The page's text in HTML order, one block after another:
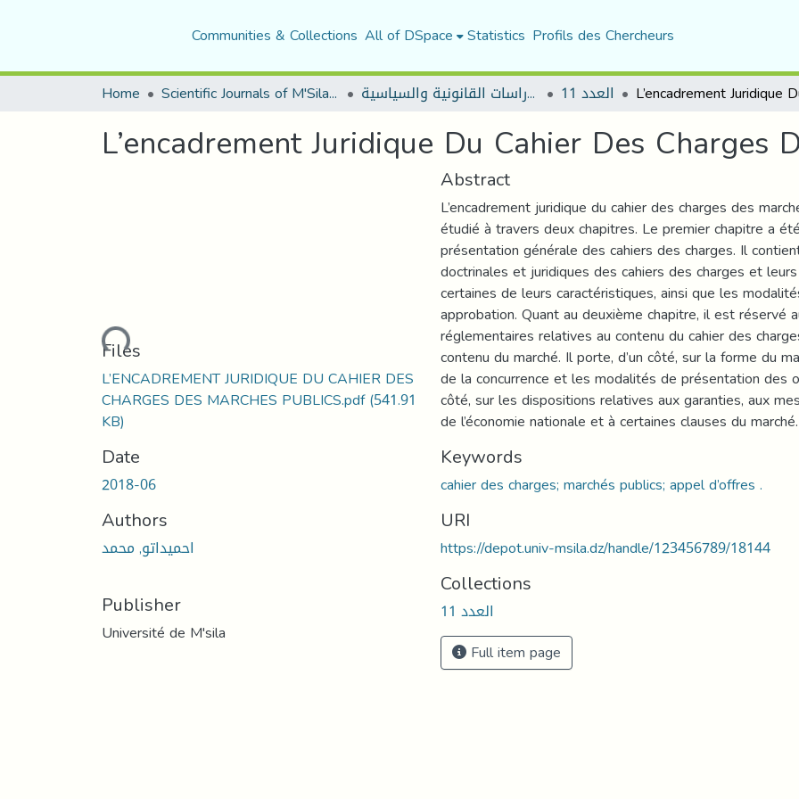
Communities & Collections All of DSpace Statistics Profils des Chercheurs
Home Scientific Journals of M'Sila University مجلة الأستاذ الباحث للدراسات القانونية والسياسية العدد 11
L’encadrement Juridique Du Cahier Des Charges
Loading...
Files
L’ENCADREMENT JURIDIQUE DU CAHIER DES
CHARGES DES MARCHES PUBLICS.pdf(541.91
KB)
Date
2018-06
Authors
احميداتو, محمد
Publisher
Université de M'sila
Abstract
L’encadrement juridique du cahier des charges des
étudié à travers deux chapitres. Le premier chapitre a
présentation générale des cahiers des charges. Il
doctrinales et juridiques des cahiers des charges et
certaines de leurs caractéristiques, ainsi que les
approbation. Quant au deuxième chapitre, il est réservé
réglementaires relatives au contenu du cahier des
contenu du marché. Il porte, d’un côté, sur la forme du
de la concurrence et les modalités de présentation des
côté, sur les dispositions relatives aux garanties, aux
de l’économie nationale et à certaines clauses du marché.
Keywords
cahier des charges; marchés publics; appel d’offres .
URI
https://depot.univ-msila.dz/handle/123456789/18144
Collections
العدد 11
Full item page